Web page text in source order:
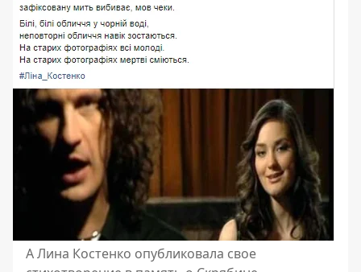
А Лина Костенко опубликовала свое